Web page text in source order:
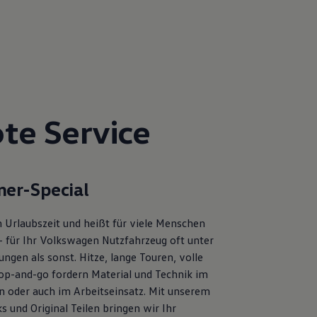
Service
Special
Urlaubszeit und heißt für viele Menschen
für Ihr Volkswagen Nutzfahrzeug oft unter
als sonst. Hitze, lange Touren, volle
and-go fordern Material und Technik im
oder auch im Arbeitseinsatz. Mit unserem
und Original Teilen bringen wir Ihr